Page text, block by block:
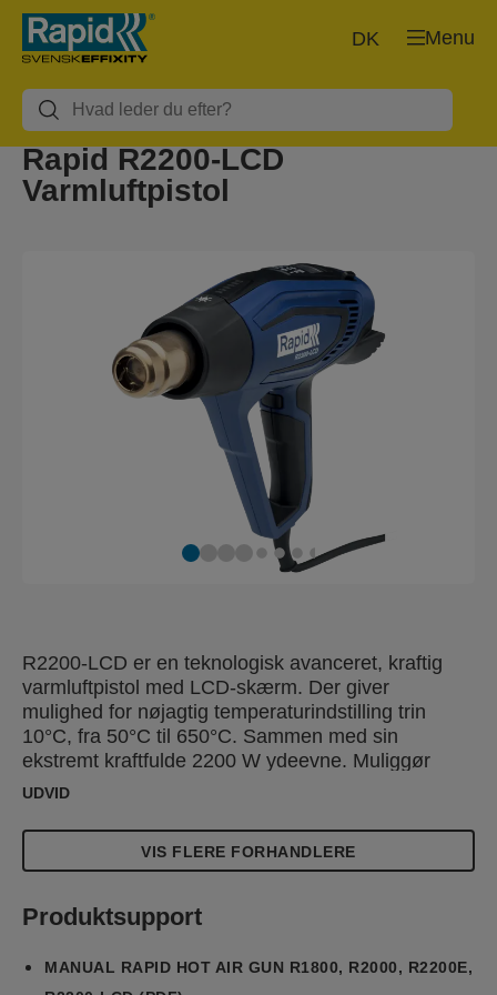
Menu
DK
Rapid R2200-LCD
Varmluftpistol
R2200-LCD er en teknologisk avanceret, kraftig
varmluftpistol med LCD-skærm. Der giver
mulighed for nøjagtig temperaturindstilling trin
10°C, fra 50°C til 650°C. Sammen med sin
ekstremt kraftfulde 2200 W ydeevne. Muliggør
effektiv brug til de mest krævende opgaver, på
risikoen for skader reduceres. Derudover når
R220-LCD hurtigt den ønskede arbejdstemperutur,
mod overophedning og restvarmeindikator giver en
sikker håndtering efter brug. Mens LED-lys guider
dig til temperaturindstilling og luftgennemstrøm.
R2200-LCD har en stabil bund, der giver dig for at
UDVID
VIS FLERE FORHANDLERE
Produktsupport
MANUAL RAPID HOT AIR GUN R1800, R2000, R2200E,